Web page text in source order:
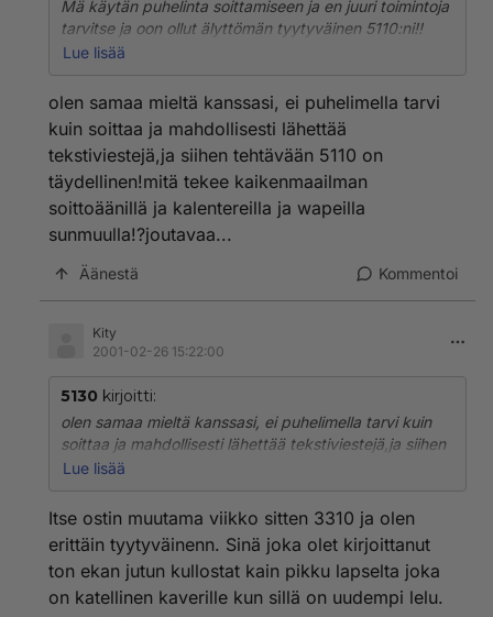
Mä käytän puhelinta soittamiseen ja en juuri toimintoja
tarvitse ja oon ollut älyttömän tyytyväinen 5110:ni!!
Sanoisin että pitkälti se on käyttäjästä kiinni, mutta
Lue lisää
olen samaa mieltä kanssasi, ei puhelimella tarvi
kuin soittaa ja mahdollisesti lähettää
tekstiviestejä,ja siihen tehtävään 5110 on
täydellinen!mitä tekee kaikenmaailman
soittoäänillä ja kalentereilla ja wapeilla
sunmuulla!?joutavaa...
Äänestä Kommentoi
Kity
2001-02-26 15:22:00
5130 kirjoitti:
olen samaa mieltä kanssasi, ei puhelimella tarvi kuin
soittaa ja mahdollisesti lähettää tekstiviestejä,ja siihen
tehtävään 5110 on täydellinen!mitä tekee
sunmuulla!?joutavaa...
Lue lisää
Itse ostin muutama viikko sitten 3310 ja olen
erittäin tyytyväinenn. Sinä joka olet kirjoittanut
ton ekan jutun kullostat kain pikku lapselta joka
on katellinen kaverille kun sillä on uudempi lelu.